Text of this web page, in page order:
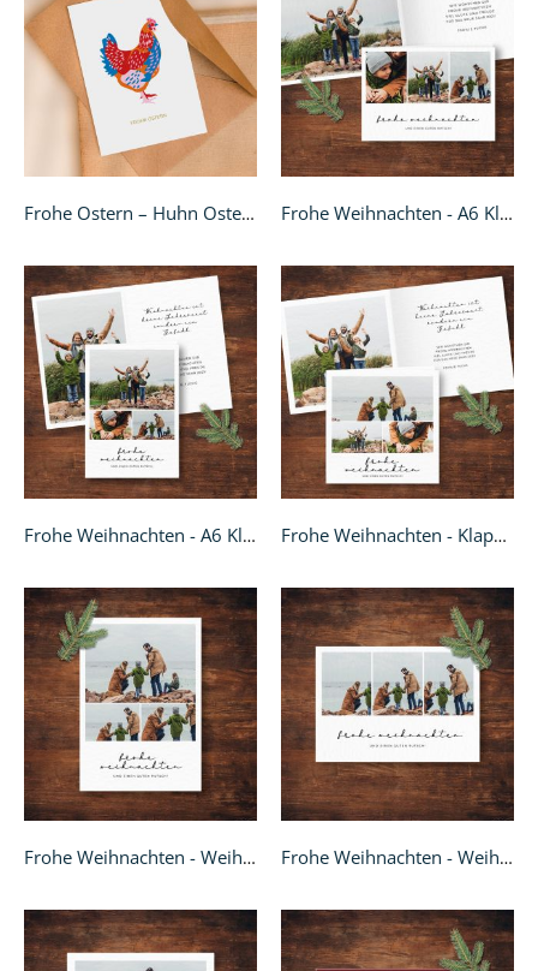
Frohe Ostern – Huhn Osterkarte Frohe Weihnachten - A6 Klappkarte
Frohe Weihnachten - A6 Klappkarte Frohe Weihnachten - Klappkarte quadratisch
Frohe Weihnachten - Weihnachtskarte A6 Frohe Weihnachten - Weihnachtskarte A6 quer